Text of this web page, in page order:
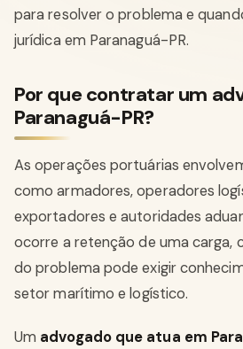
para resolver o problema e
jurídica em Paranaguá-PR.
Por que contratar um
Paranaguá-PR?
As operações portuárias
como armadores, operadores
exportadores e autoridades
ocorre a retenção de uma carga,
do problema pode exigir
setor marítimo e logístico.
Um advogado que atua em